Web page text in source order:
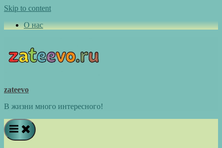
Skip to content
О нас
zateevo
В жизни много интересного!